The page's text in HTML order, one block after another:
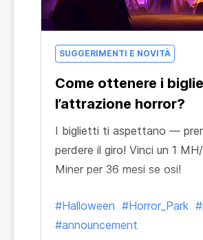
SUGGERIMENTI E NOVITÀ
Come ottenere i
l’attrazione horror?
I biglietti ti aspettano —
perdere il giro! Vinci un 1
Miner per 36 mesi se osi!
#Halloween #Horror_Park
#announcement